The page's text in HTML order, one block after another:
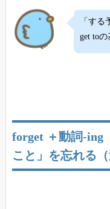
「す
get toの
forget ＋動詞-ing
こと」を忘れる（